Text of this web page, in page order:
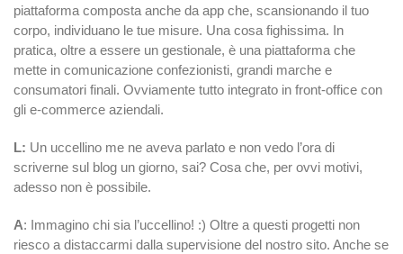
piattaforma composta anche da app che, scansionando il tuo
corpo, individuano le tue misure. Una cosa fighissima. In
pratica, oltre a essere un gestionale, è una piattaforma che
mette in comunicazione confezionisti, grandi marche e
consumatori finali. Ovviamente tutto integrato in front-office con
gli e-commerce aziendali.
L: Un uccellino me ne aveva parlato e non vedo l’ora di
scriverne sul blog un giorno, sai? Cosa che, per ovvi motivi,
adesso non è possibile.
A: Immagino chi sia l’uccellino! :) Oltre a questi progetti non
riesco a distaccarmi dalla supervisione del nostro sito. Anche se